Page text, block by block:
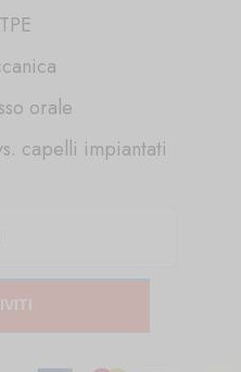
orale
capelli impiantati